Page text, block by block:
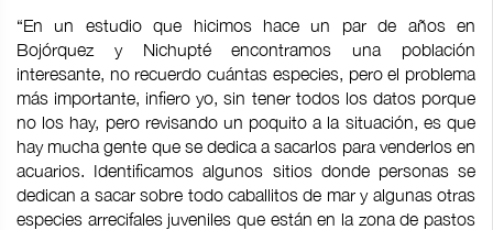
“En un estudio que hicimos hace un par de años en
Bojórquez y Nichupté encontramos una población
interesante, no recuerdo cuántas especies, pero el problema
más importante, infiero yo, sin tener todos los datos porque
no los hay, pero revisando un poquito a la situación, es que
hay mucha gente que se dedica a sacarlos para venderlos en
acuarios. Identificamos algunos sitios donde personas se
dedican a sacar sobre todo caballitos de mar y algunas otras
especies arrecifales juveniles que están en la zona de pastos